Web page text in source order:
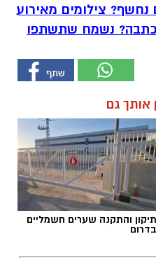
צילומים מאירוע
נשמח שתשתפו
אותך גם
תיקון והתקנה שערים חשמליים
בדרום